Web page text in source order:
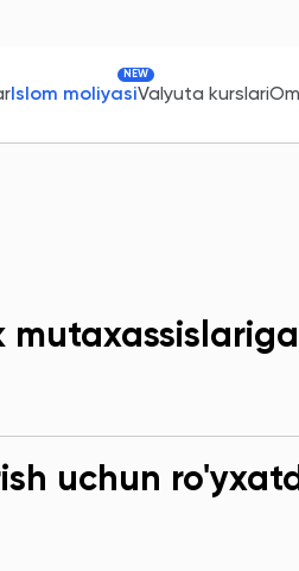
Islom moliyasi
NEW
Valyuta kurslari
uchun